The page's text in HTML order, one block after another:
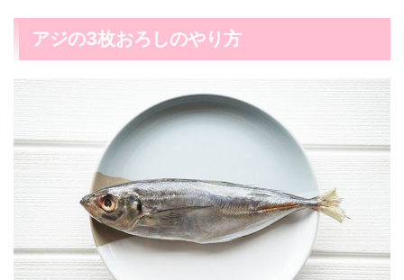
アジの3枚おろしのやり方